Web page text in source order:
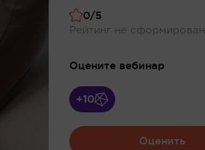
0/5
Рейтинг не сформирован
Оцените вебинар
+10
Оценить